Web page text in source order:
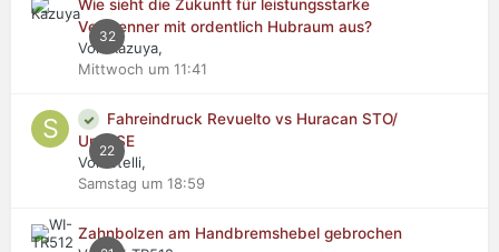
32
Wie sieht die Zukunft für leistungsstarke
Verbrenner mit ordentlich Hubraum aus?
Von Kazuya,
Mittwoch um 11:41
22
Fahreindruck Revuelto vs Huracan STO/
Urus SE
Von stelli,
Samstag um 18:59
Zahnbolzen am Handbremshebel gebrochen